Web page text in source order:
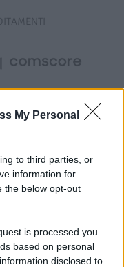
My Personal
to third parties, or
information for
the below opt-out
is processed you
based on personal
disclosed to
- Testata
N. 8/2020 - RG N.
ALL’ANSO
ONLINE)